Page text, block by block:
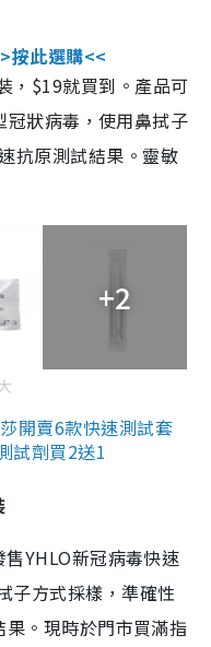
按此選購<<
，$19就買到。產品可
狀病毒，使用鼻拭子
抗原測試結果。靈敏
+2
開賣6款快速測試套
試劑買2送1
YHLO新冠病毒快速
子方式採樣，準確性
。現時於門市買滿指